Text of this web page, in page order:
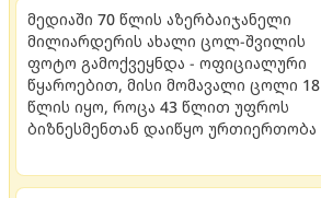
მედიაში 70 წლის აზერბაიჯანელი
მილიარდერის ახალი ცოლ-შვილის
ფოტო გამოქვეყნდა - ოფიციალური
წყაროებით, მისი მომავალი ცოლი 18
წლის იყო, როცა 43 წლით უფროს
ბიზნესმენთან დაიწყო ურთიერთობა